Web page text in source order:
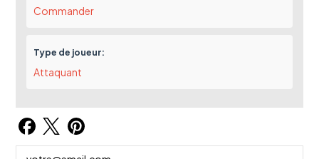
Commander
Type de joueur:
Attaquant